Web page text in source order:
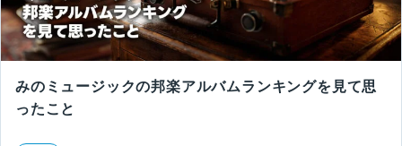
みのミュージックの邦楽アルバムランキングを見て思
ったこと